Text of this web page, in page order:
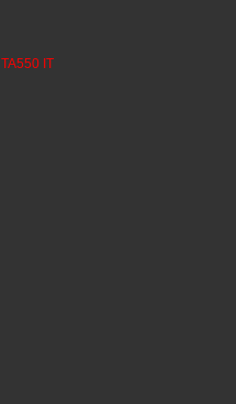
TA550 IT